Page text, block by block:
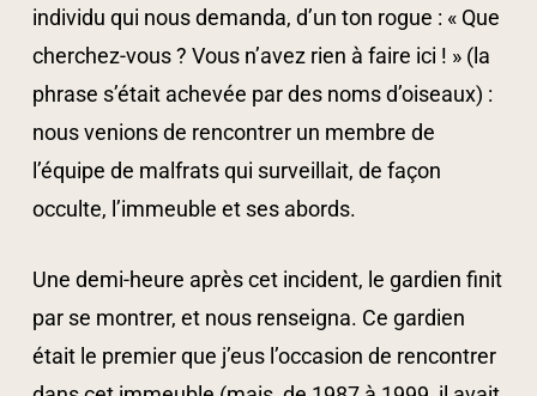
individu qui nous demanda, d’un ton rogue : « Que
cherchez-vous ? Vous n’avez rien à faire ici ! » (la
phrase s’était achevée par des noms d’oiseaux) :
nous venions de rencontrer un membre de
l’équipe de malfrats qui surveillait, de façon
occulte, l’immeuble et ses abords.
Une demi-heure après cet incident, le gardien finit
par se montrer, et nous renseigna. Ce gardien
était le premier que j’eus l’occasion de rencontrer